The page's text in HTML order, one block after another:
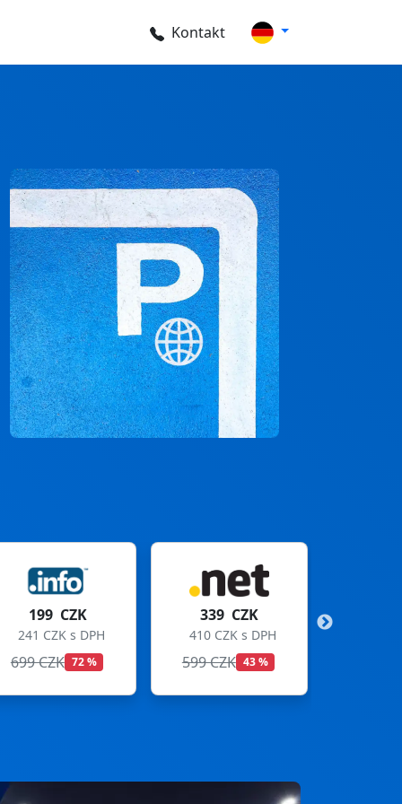
Kontakt
339 CZK
410 CZK s DPH
599 CZK
299 CZK
362 CZK s DPH
699 CZK